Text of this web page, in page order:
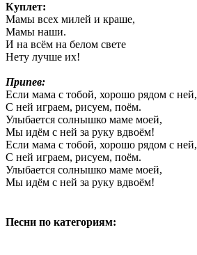
Куплет:
Мамы всех милей и краше,
Мамы наши.
И на всём на белом свете
Нету лучше их!
Припев:
Если мама с тобой, хорошо рядом с ней,
С ней играем, рисуем, поём.
Улыбается солнышко маме моей,
Мы идём с ней за руку вдвоём!
Если мама с тобой, хорошо рядом с ней,
С ней играем, рисуем, поём.
Улыбается солнышко маме моей,
Мы идём с ней за руку вдвоём!
Песни по категориям: